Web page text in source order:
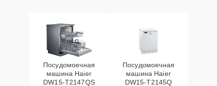
Посудомоечная
машина Haier
DW15-T2147QS
Посудомоечная
машина Haier
DW15-T2145Q